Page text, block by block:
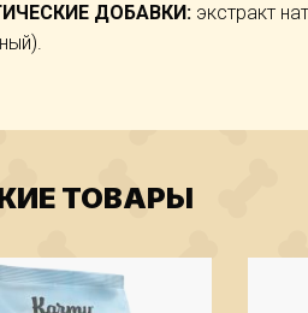
ДОБАВКИ: экстракт
ТОВАРЫ